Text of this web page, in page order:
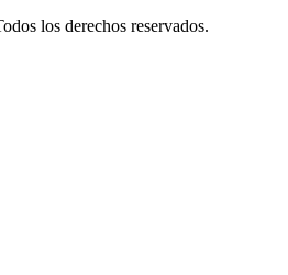
los derechos reservados.